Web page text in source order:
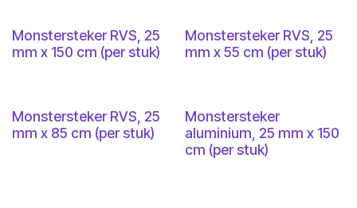
Monstersteker RVS, 25
mm x 150 cm (per stuk)
Monstersteker RVS, 25
mm x 55 cm (per stuk)
Monstersteker RVS, 25
mm x 85 cm (per stuk)
Monstersteker
aluminium, 25 mm x 150
cm (per stuk)